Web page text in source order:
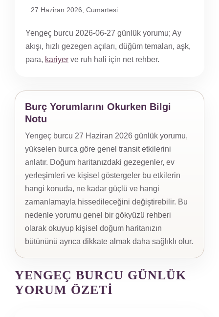
27 Haziran 2026, Cumartesi
Yengeç burcu 2026-06-27 günlük yorumu; Ay
akışı, hızlı gezegen açıları, düğüm temaları, aşk,
para, kariyer ve ruh hali için net rehber.
Burç Yorumlarını Okurken Bilgi
Notu
Yengeç burcu 27 Haziran 2026 günlük yorumu,
yükselen burca göre genel transit etkilerini
anlatır. Doğum haritanızdaki gezegenler, ev
yerleşimleri ve kişisel göstergeler bu etkilerin
hangi konuda, ne kadar güçlü ve hangi
zamanlamayla hissedileceğini değiştirebilir. Bu
nedenle yorumu genel bir gökyüzü rehberi
olarak okuyup kişisel doğum haritanızın
bütününü ayrıca dikkate almak daha sağlıklı olur.
YENGEÇ BURCU GÜNLÜK
YORUM ÖZETI